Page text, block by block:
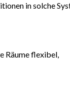
in solche
Räume flexibel,